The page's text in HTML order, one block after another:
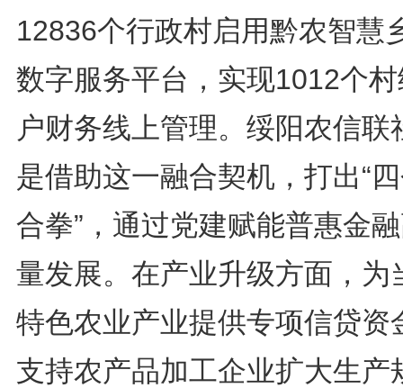
12836个行政村启用黔农智慧
数字服务平台，实现1012个
户财务线上管理。绥阳农信联
是借助这一融合契机，打出“
合拳”，通过党建赋能普惠金
量发展。在产业升级方面，为
特色农业产业提供专项信贷资
支持农产品加工企业扩大生产